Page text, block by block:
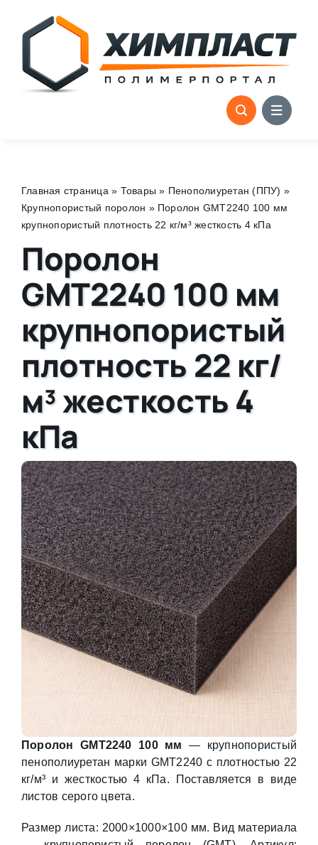
content
Главная страница » Товары » Пенополиуретан (ППУ) »
Крупнопористый поролон » Поролон GMT2240 100 мм
крупнопористый плотность 22 кг/м³ жесткость 4 кПа
Поролон
GMT2240 100 мм
крупнопористый
плотность 22 кг/
м³ жесткость 4
кПа
Поролон GMT2240 100 мм — крупнопористый
пенополиуретан марки GMT2240 с плотностью 22
кг/м³ и жесткостью 4 кПа. Поставляется в виде
листов серого цвета.
Размер листа: 2000×1000×100 мм. Вид материала